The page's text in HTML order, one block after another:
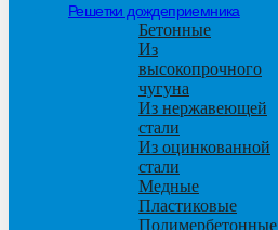
Решетки дождеприемника
Бетонные
Из
высокопрочного
чугуна
Из нержавеющей
стали
Из оцинкованной
стали
Медные
Пластиковые
Полимербетонные